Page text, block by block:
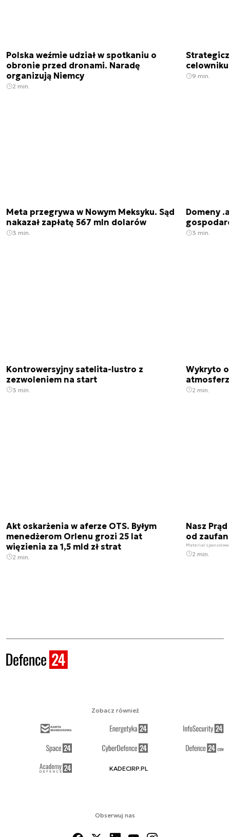
Polska weźmie udział w spotkaniu o
obronie przed dronami. Naradę
organizują Niemcy
2 min.
9 min.
Meta przegrywa w Nowym Meksyku. Sąd
nakazał zapłatę 567 mln dolarów
3 min.
Domeny
3 min.
Kontrowersyjny satelita-lustro z
zezwoleniem na start
3 min.
Wykryto
2 min.
Akt oskarżenia w aferze OTS. Byłym
menedżerom Orlenu grozi 25 lat
więzienia za 1,5 mld zł strat
2 min.
Nasz
od
Materiał
2 min.
Obserwuj nas
Zobacz również
KADECIRP.PL